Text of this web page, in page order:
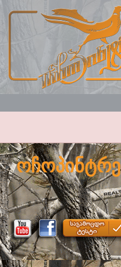
ოჩოპინტრე